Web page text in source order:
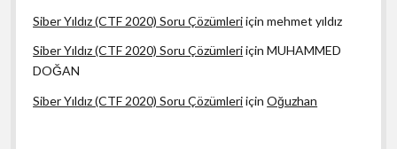
Siber Yıldız (CTF 2020) Soru Çözümleriiçinmehmet yıldız
Siber Yıldız (CTF 2020) Soru ÇözümleriiçinMUHAMMED
DOĞAN
Siber Yıldız (CTF 2020) Soru ÇözümleriiçinOğuzhan